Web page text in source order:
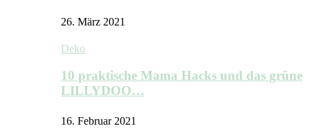
26. März 2021
Deko
10 praktische Mama Hacks und das grüne
LILLYDOO…
16. Februar 2021